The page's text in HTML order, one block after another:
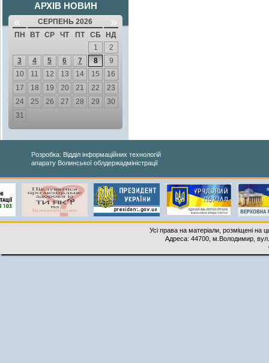
АРХІВ НОВИН
« СЕРПЕНЬ 2026 »
ПН ВТ СР ЧТ ПТ СБ
НД
1
2
3
4 5 6 7 8
9
10
11 12 13 14 15
16
17
18 19 20 21 22
23
24
25 26 27 28 29
30
31
Розробка: Відділ інформаційних технологій
апарату Волинської облдержадміністрації
Усі права на матеріали, розміщені на
Адреса: 44700, м.Володимир,